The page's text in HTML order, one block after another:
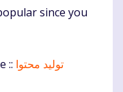
since you
:: تولید محتوا